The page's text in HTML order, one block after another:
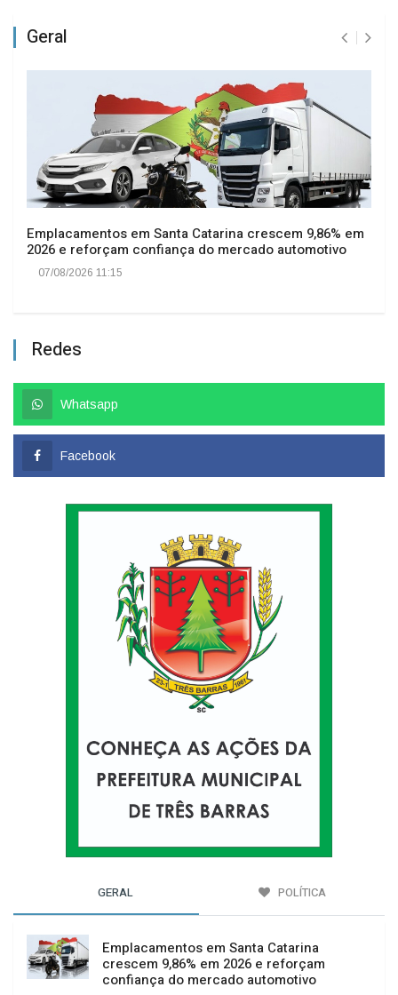
Geral
Emplacamentos em Santa Catarina crescem 9,86% em
2026 e reforçam confiança do mercado automotivo
07/08/2026 11:15
Redes
Whatsapp
Facebook
GERAL POLÍTICA
Emplacamentos em Santa Catarina
crescem 9,86% em 2026 e reforçam
confiança do mercado automotivo